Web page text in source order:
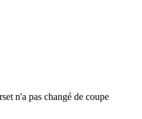
n'a pas changé de coupe